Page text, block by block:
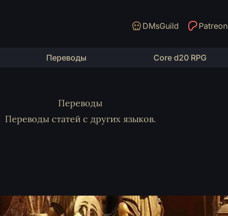
DMsGuild Patreon
Переводы Core d20 RPG
Переводы
Переводы статей с других языков.